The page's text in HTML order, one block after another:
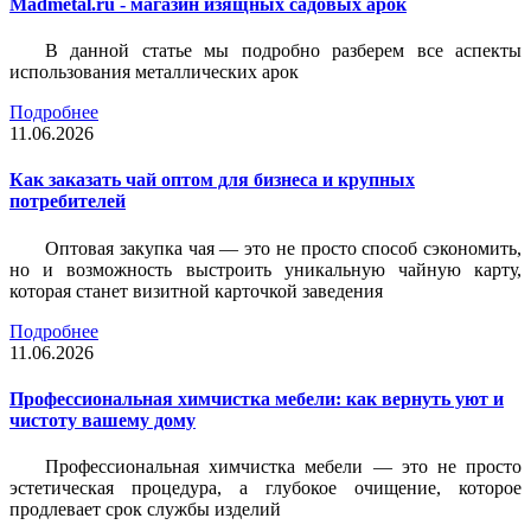
В данной статье мы подробно разберем все аспекты
использования металлических арок
Подробнее
11.06.2026
Как заказать чай оптом для бизнеса и крупных
потребителей
Оптовая закупка чая — это не просто способ сэкономить,
но и возможность выстроить уникальную чайную карту,
которая станет визитной карточкой заведения
Подробнее
11.06.2026
Профессиональная химчистка мебели: как вернуть уют и
чистоту вашему дому
Профессиональная химчистка мебели — это не просто
эстетическая процедура, а глубокое очищение, которое
продлевает срок службы изделий